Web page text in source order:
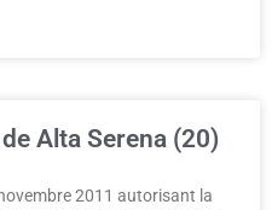
Alta Serena (20)
2011 autorisant la